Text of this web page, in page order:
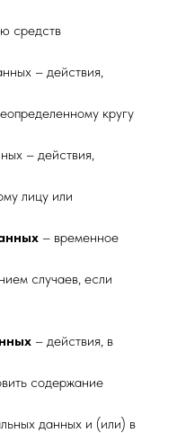
средств
– действия,
кругу
– действия,
лицу или
– временное
случаев, если
– действия, в
содержание
данных и (или) в